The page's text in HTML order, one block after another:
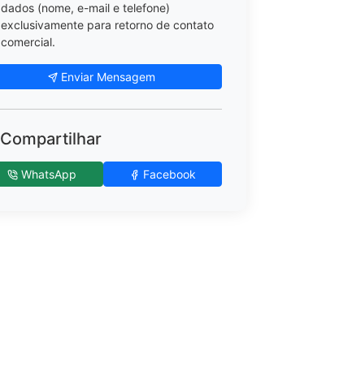
dados (nome, e-mail e telefone)
exclusivamente para retorno de contato
comercial.
Enviar Mensagem
Compartilhar
WhatsApp Facebook